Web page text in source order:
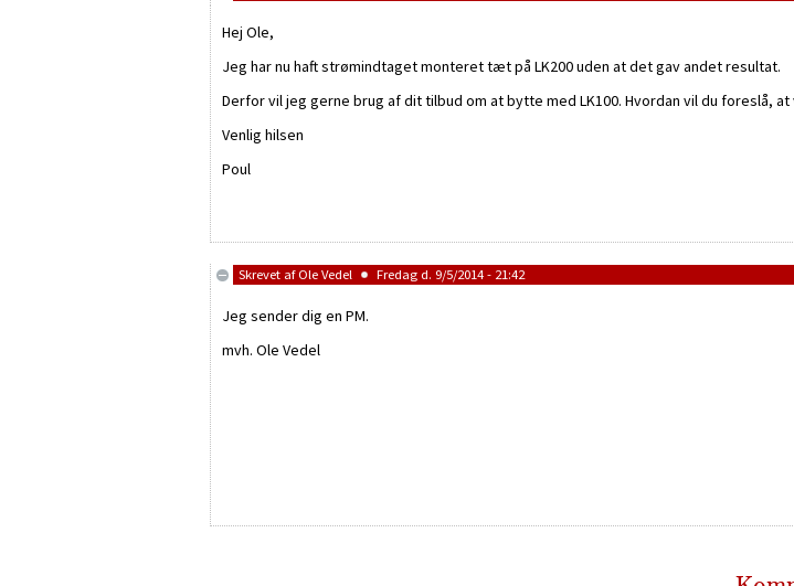
Hej Ole,
Jeg har nu haft strømindtaget monteret tæt på LK200 uden at det gav andet resultat.
Derfor vil jeg gerne brug af dit tilbud om at bytte med LK100. Hvordan vil du foreslå, at
Venlig hilsen
Poul
Skrevet af Ole Vedel Fredag d. 9/5/2014 - 21:42
Jeg sender dig en PM.
mvh. Ole Vedel